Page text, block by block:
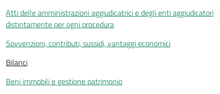
Atti delle amministrazioni aggiudicatrici e degli enti aggiudicatori
distintamente per ogni procedura
Sovvenzioni, contributi, sussidi, vantaggi economici
Bilanci
Beni immobili e gestione patrimonio